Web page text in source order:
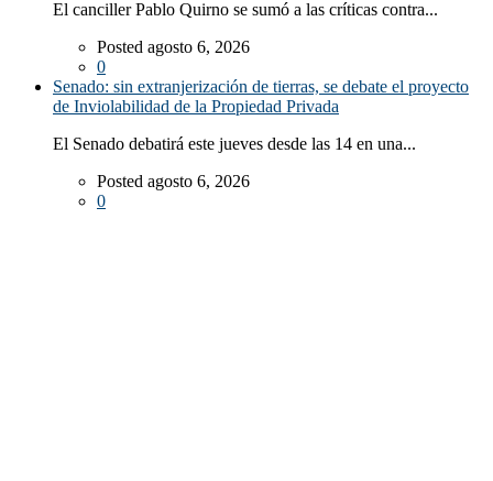
El canciller Pablo Quirno se sumó a las críticas contra...
Posted agosto 6, 2026
0
Senado: sin extranjerización de tierras, se debate el proyecto
de Inviolabilidad de la Propiedad Privada
El Senado debatirá este jueves desde las 14 en una...
Posted agosto 6, 2026
0